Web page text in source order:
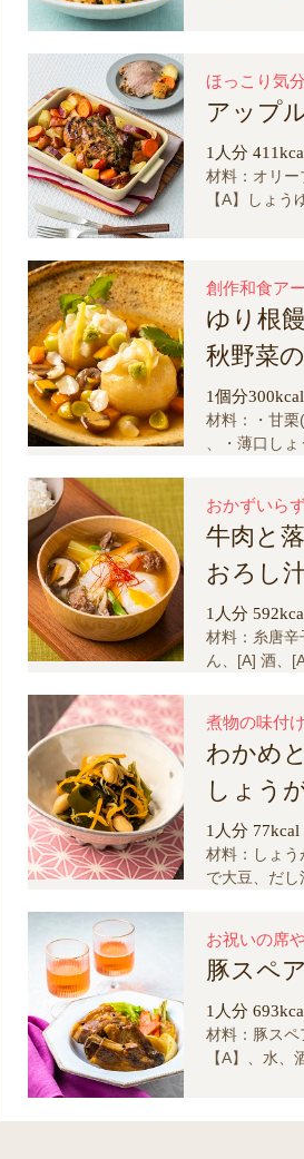
ほっこり気
アップ
1人分
材料：オリー
【A】しょ
創作和食ア
ゆり根
秋野菜
1個分300kcal
材料：・甘
、・薄口し
片栗粉、揚げ
塩、砂糖、ゆ
おかずいら
牛肉と
おろし
1人分
材料：糸唐辛
ん、[A] 酒、
煮物の味付
わかめ
しょう
1人分 77kcal
材料：しょ
で大豆、だ
お祝いの席
豚スペ
1人分
材料：豚スペ
【A】、水